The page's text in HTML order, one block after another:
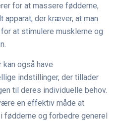
for at massere fødderne,
der kræver, at man
at stimulere musklerne og
også have
indstillinger, der tillader
til deres individuelle behov.
en effektiv måde at
og forbedre generel